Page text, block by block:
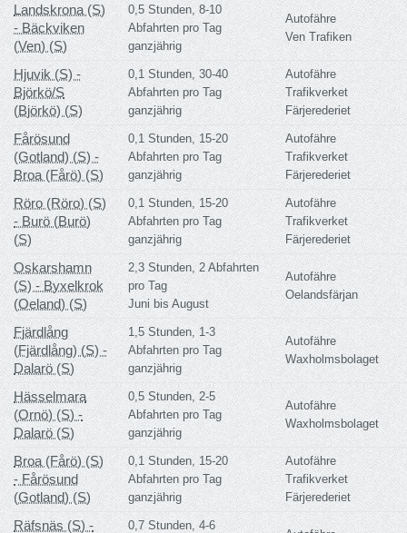
Landskrona (S)
- Bäckviken
(Ven) (S)
0,5 Stunden, 8-10
Abfahrten pro Tag
ganzjährig
Autofähre
Ven Trafiken
Hjuvik (S) -
Björkö/S
(Björkö) (S)
0,1 Stunden, 30-40
Abfahrten pro Tag
ganzjährig
Autofähre
Trafikverket
Färjerederiet
Fårösund
(Gotland) (S) -
Broa (Fårö) (S)
0,1 Stunden, 15-20
Abfahrten pro Tag
ganzjährig
Autofähre
Trafikverket
Färjerederiet
Röro (Röro) (S)
- Burö (Burö)
(S)
0,1 Stunden, 15-20
Abfahrten pro Tag
ganzjährig
Autofähre
Trafikverket
Färjerederiet
Oskarshamn
(S) - Byxelkrok
(Oeland) (S)
2,3 Stunden, 2 Abfahrten
pro Tag
Juni bis August
Autofähre
Oelandsfärjan
Fjärdlång
(Fjärdlång) (S) -
Dalarö (S)
1,5 Stunden, 1-3
Abfahrten pro Tag
ganzjährig
Autofähre
Waxholmsbolaget
Hässelmara
(Ornö) (S) -
Dalarö (S)
0,5 Stunden, 2-5
Abfahrten pro Tag
ganzjährig
Autofähre
Waxholmsbolaget
Broa (Fårö) (S)
- Fårösund
(Gotland) (S)
0,1 Stunden, 15-20
Abfahrten pro Tag
ganzjährig
Autofähre
Trafikverket
Färjerederiet
Räfsnäs (S) -
0,7 Stunden, 4-6